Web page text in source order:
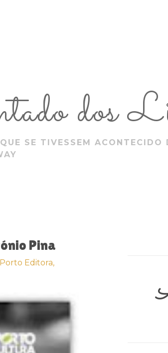
dos
SE TIVESSEM ACONTECIDO
Porto Editora,